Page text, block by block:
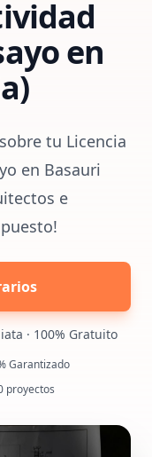
en
tu Licencia
en Basauri
e
· 100% Gratuito
Garantizado
proyectos